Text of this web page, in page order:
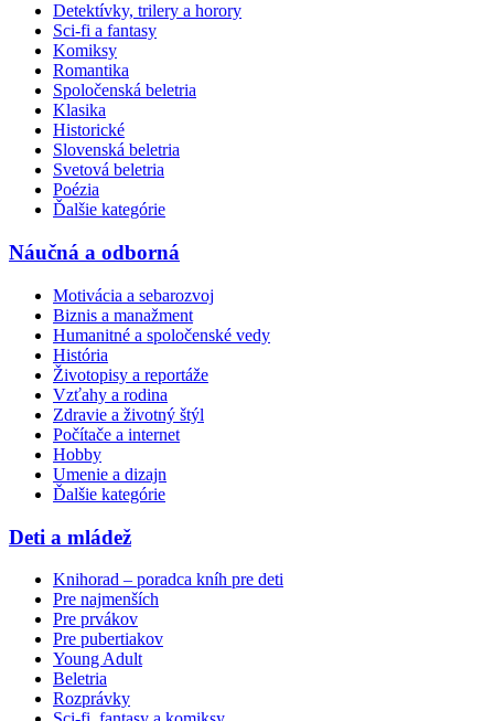
Detektívky, trilery a horory
Sci-fi a fantasy
Komiksy
Romantika
Spoločenská beletria
Klasika
Historické
Slovenská beletria
Svetová beletria
Poézia
Ďalšie kategórie
Náučná a odborná
Motivácia a sebarozvoj
Biznis a manažment
Humanitné a spoločenské vedy
História
Životopisy a reportáže
Vzťahy a rodina
Zdravie a životný štýl
Počítače a internet
Hobby
Umenie a dizajn
Ďalšie kategórie
Deti a mládež
Knihorad – poradca kníh pre deti
Pre najmenších
Pre prvákov
Pre pubertiakov
Young Adult
Beletria
Rozprávky